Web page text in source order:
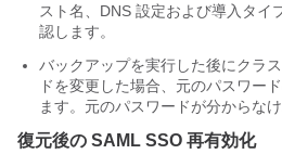
スト名、DNS 設定および導入タイ
認します。
バックアップを実行した後にクラ
ドを変更した場合、元のパスワー
ます。元のパスワードが分からな
復元後の SAML SSO 再有効化